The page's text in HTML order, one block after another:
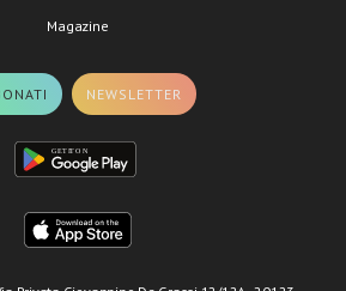
Magazine
NEWSLETTER